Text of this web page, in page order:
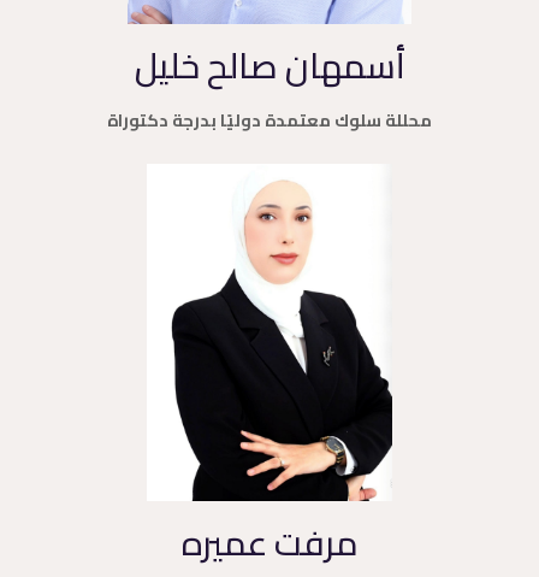
أسمهان صالح خليل
محللة سلوك معتمدة دوليًا بدرجة دكتوراة
مرفت عميره